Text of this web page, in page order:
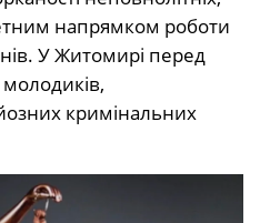
напрямком роботи
У Житомирі перед
кримінальних